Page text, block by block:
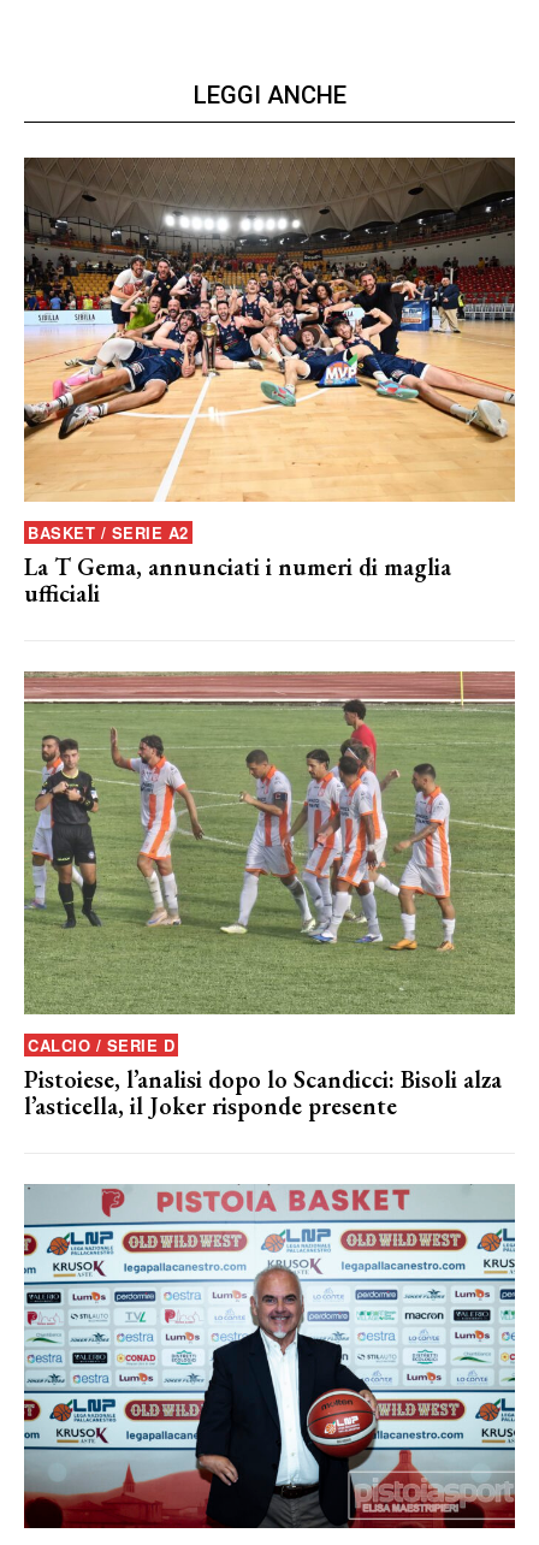
LEGGI ANCHE
BASKET / SERIE A2
La T Gema, annunciati i numeri di maglia
ufficiali
CALCIO / SERIE D
Pistoiese, l’analisi dopo lo Scandicci: Bisoli alza
l’asticella, il Joker risponde presente